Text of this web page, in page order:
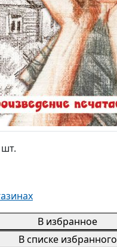
В избранное
В списке избранного